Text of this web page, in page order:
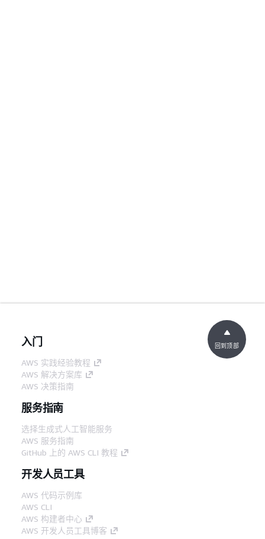
入门
AWS 实践经验教程
AWS 解决方案库
AWS 决策指南
服务指南
选择生成式人工智能服务
AWS 服务指南
GitHub 上的 AWS CLI 教程
开发人员工具
AWS 代码示例库
AWS CLI
AWS 构建者中心
AWS 开发人员工具博客
回到顶部